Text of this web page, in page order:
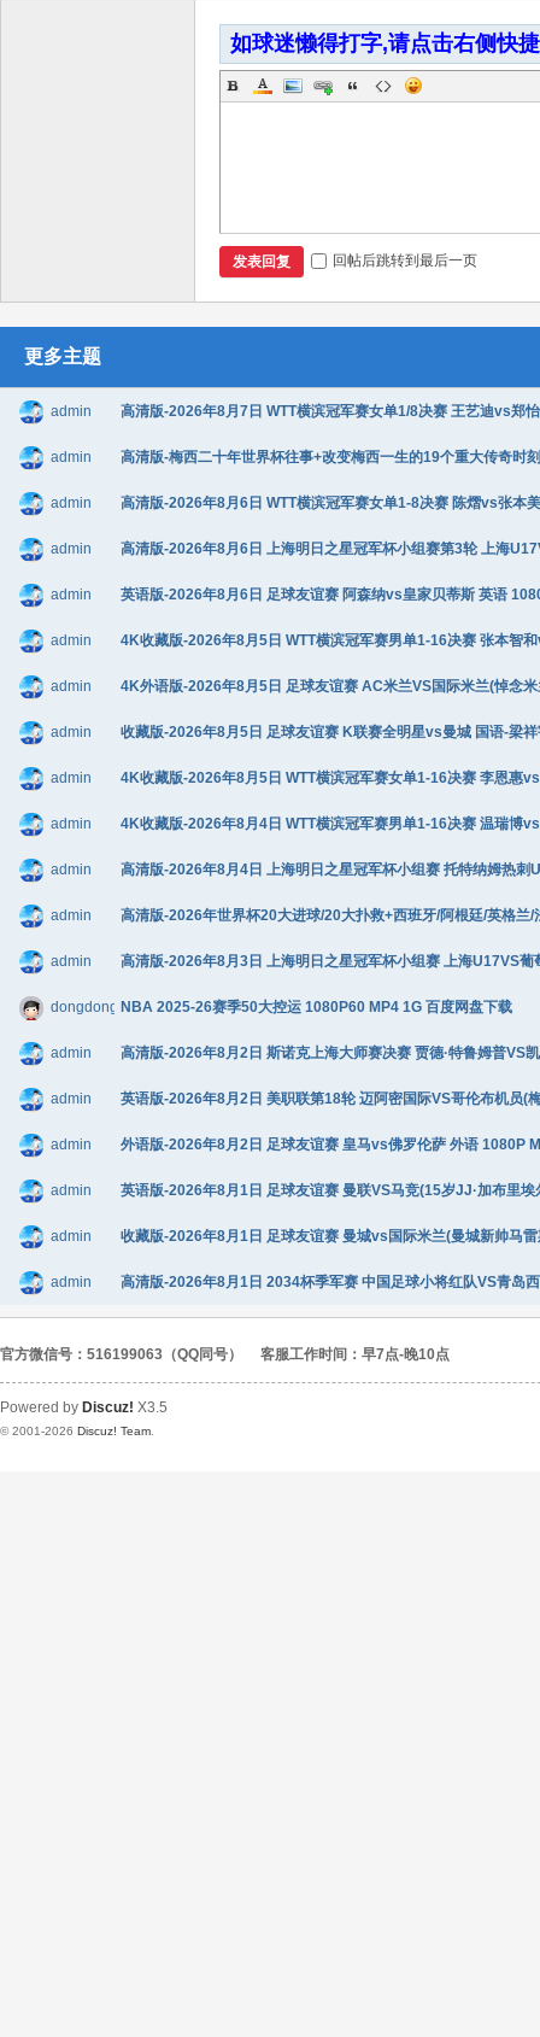
如球迷懒得打字,请点击右侧快
发表回复 回帖后跳转到最后一页
更多主题
admin 高清版-2026年8月7日 WTT横滨冠军赛女单1/8决赛 王艺迪vs郑
admin 高清版-梅西二十年世界杯往事+改变梅西一生的19个重大传奇
admin 高清版-2026年8月6日 WTT横滨冠军赛女单1-8决赛 陈熠vs张本
admin 高清版-2026年8月6日 上海明日之星冠军杯小组赛第3轮 上海
admin 英语版-2026年8月6日 足球友谊赛 阿森纳vs皇家贝蒂斯 英语
admin 4K收藏版-2026年8月5日 WTT横滨冠军赛男单1-16决赛 张本智
admin 4K外语版-2026年8月5日 足球友谊赛 AC米兰VS国际米兰(悼念
admin 收藏版-2026年8月5日 足球友谊赛 K联赛全明星vs曼城 国语-梁
admin 4K收藏版-2026年8月5日 WTT横滨冠军赛女单1-16决赛 李恩惠
admin 4K收藏版-2026年8月4日 WTT横滨冠军赛男单1-16决赛 温瑞博
admin 高清版-2026年8月4日 上海明日之星冠军杯小组赛 托特纳姆热
admin 高清版-2026年世界杯20大进球/20大扑救+西班牙/阿根廷/英格
admin 高清版-2026年8月3日 上海明日之星冠军杯小组赛 上海U17VS
dongdongadongNBA 2025-26赛季50大控运 1080P60 MP4 1G 百度网盘下载
admin 高清版-2026年8月2日 斯诺克上海大师赛决赛 贾德·特鲁姆普VS
admin 英语版-2026年8月2日 美职联第18轮 迈阿密国际VS哥伦布机员
admin 外语版-2026年8月2日 足球友谊赛 皇马vs佛罗伦萨 外语 1080P
admin 英语版-2026年8月1日 足球友谊赛 曼联VS马竞(15岁JJ·加布里
admin 收藏版-2026年8月1日 足球友谊赛 曼城vs国际米兰(曼城新帅马
admin 高清版-2026年8月1日 2034杯季军赛 中国足球小将红队VS青岛
官方微信号：516199063（QQ同号） 客服工作时间：早7点-晚10点
Powered by Discuz! X3.5
© 2001-2026 Discuz! Team